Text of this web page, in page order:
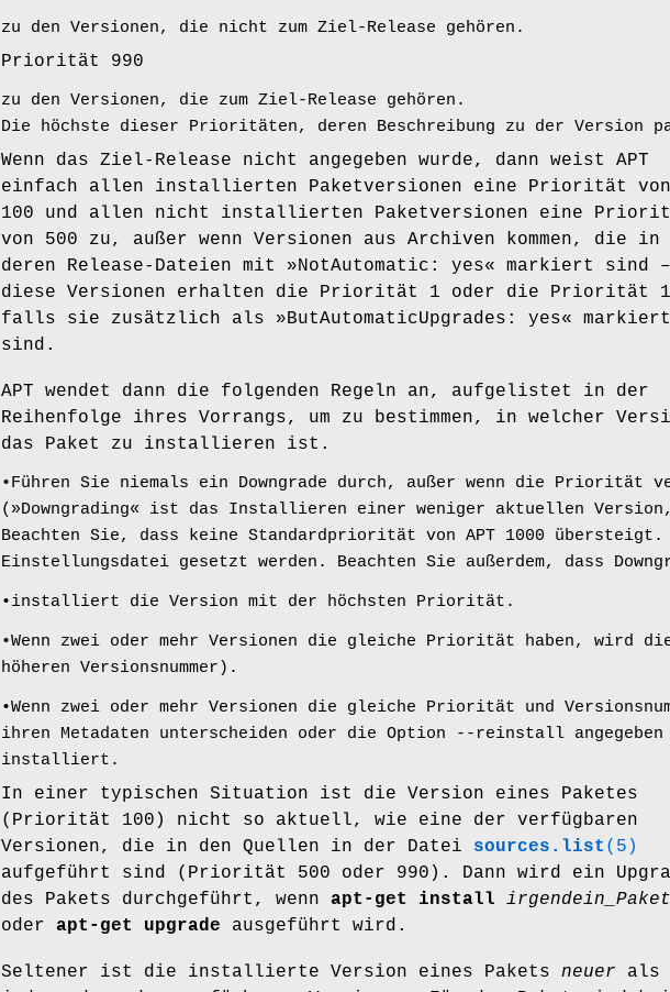
zu den Versionen, die nicht zum Ziel-Release gehören.
Priorität 990
zu den Versionen, die zum Ziel-Release gehören.
Die höchste dieser Prioritäten, deren Beschreibung zu der Version
Wenn das Ziel-Release nicht angegeben wurde, dann weist APT
einfach allen installierten Paketversionen eine Priorität von
100 und allen nicht installierten Paketversionen eine
von 500 zu, außer wenn Versionen aus Archiven kommen, die in
deren Release-Dateien mit »NotAutomatic: yes« markiert sind –
diese Versionen erhalten die Priorität 1 oder die Priorität
falls sie zusätzlich als »ButAutomaticUpgrades: yes« markiert
sind.
APT wendet dann die folgenden Regeln an, aufgelistet in der
Reihenfolge ihres Vorrangs, um zu bestimmen, in welcher
das Paket zu installieren ist.
•Führen Sie niemals ein Downgrade durch, außer wenn die Priorität
(»Downgrading« ist das Installieren einer weniger aktuellen
Beachten Sie, dass keine Standardpriorität von APT 1000
Einstellungsdatei gesetzt werden. Beachten Sie außerdem, dass
•installiert die Version mit der höchsten Priorität.
•Wenn zwei oder mehr Versionen die gleiche Priorität haben,
höheren Versionsnummer).
•Wenn zwei oder mehr Versionen die gleiche Priorität und
ihren Metadaten unterscheiden oder die Option --reinstall
installiert.
In einer typischen Situation ist die Version eines Paketes
(Priorität 100) nicht so aktuell, wie eine der verfügbaren
Versionen, die in den Quellen in der Datei sources.list (5)
aufgeführt sind (Priorität 500 oder 990). Dann wird ein
des Pakets durchgeführt, wenn apt-get install irgendein_Paket
oder apt-get upgrade ausgeführt wird.
Seltener ist die installierte Version eines Pakets neuer als